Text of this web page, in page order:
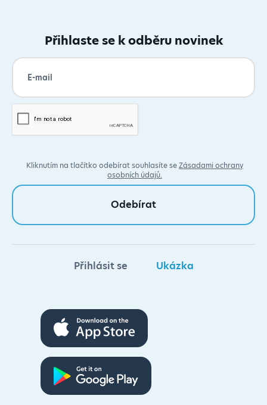
Přihlaste se k odběru novinek
Kliknutím na tlačítko odebírat souhlasíte seZásadami ochrany
osobních údajů.
Přihlásit se Ukázka